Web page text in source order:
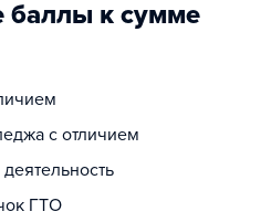
баллы к сумме
с отличием
ГТО